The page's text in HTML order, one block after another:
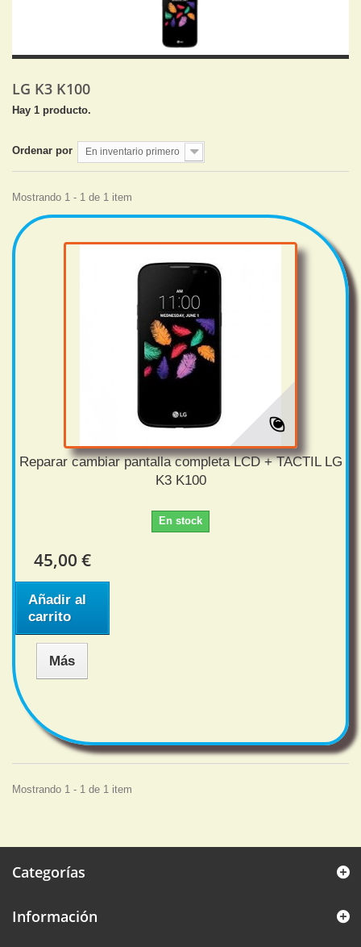
LG K3 K100
Hay 1 producto.
Ordenar por En inventario primero
Mostrando 1 - 1 de 1 item
Reparar cambiar pantalla completa LCD + TACTIL LG
K3 K100
En stock
45,00 €
Añadir al
carrito
Más
Mostrando 1 - 1 de 1 item
Categorías
Información